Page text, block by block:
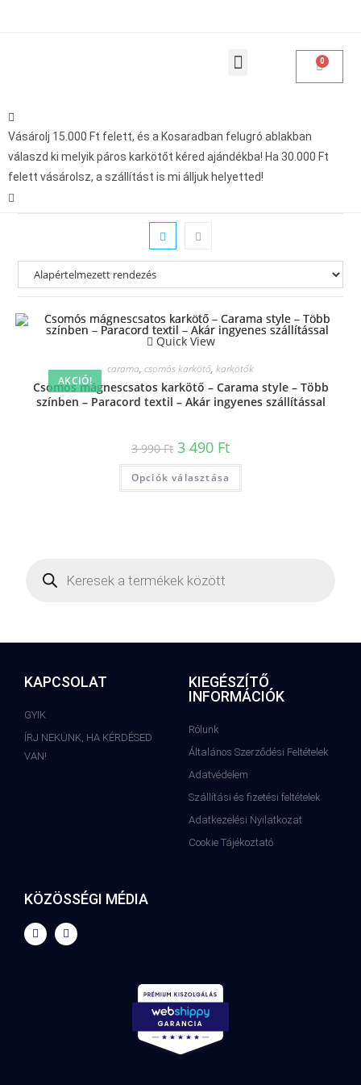
Vásárolj 15.000 Ft felett, és a Kosaradban felugró ablakban
válaszd ki melyik páros karkötőt kéred ajándékba! Ha 30.000 Ft
felett vásárolsz, a szállítást is mi álljuk helyetted!
AKCIÓ!
Quick View
carama, csomós karkötő, karkötők
Csomós mágnescsatos karkötő – Carama style – Több
színben – Paracord textil – Akár ingyenes szállítással
3 990Ft 3 490 Ft
Opciók választása
KAPCSOLAT
GYIK
ÍRJ NEKÜNK, HA KÉRDÉSED
VAN!
KIEGÉSZÍTŐ
INFORMÁCIÓK
Rólunk
Általános Szerződési Feltételek
Adatvédelem
Szállítási és fizetési feltételek
Adatkezelési Nyilatkozat
Cookie Tájékoztató
KÖZÖSSÉGI MÉDIA